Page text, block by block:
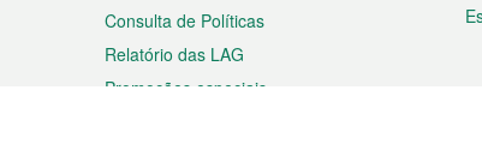
Consulta de Políticas
Relatório das LAG
Promoções especiais